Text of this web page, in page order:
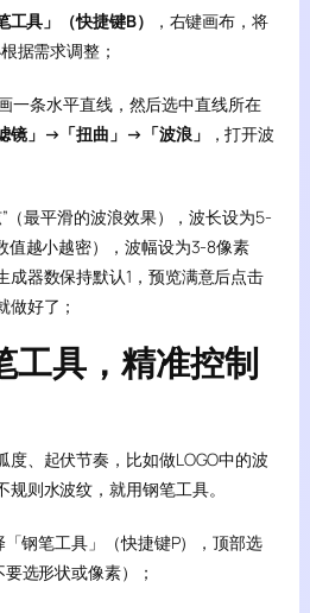
工具」（快捷键B）
，右键画布，将
据需求调整；
一条水平直线，然后选中直线所在
镜」→「扭曲」→「波浪」
，打开波
（最平滑的波浪效果），波长设为5-
值越小越密），波幅设为3-8像素
成器数保持默认1，预览满意后点击
好了；
工具，精准控制
、起伏节奏，比如做LOGO中的波
则水波纹，就用钢笔工具。
「钢笔工具」（快捷键P），顶部选
选形状或像素）；